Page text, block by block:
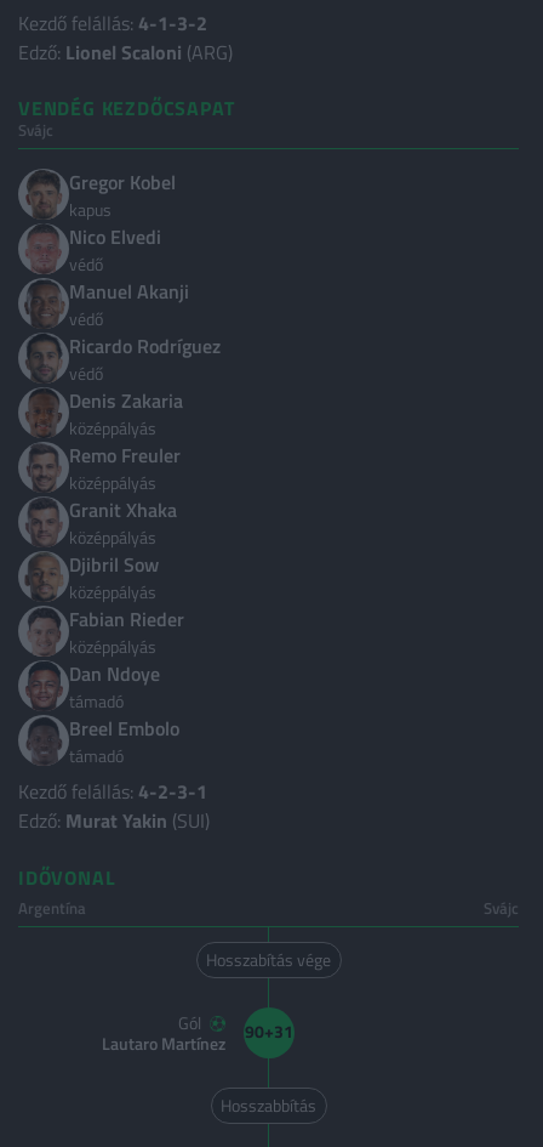
Ausztria
Azerbajdzsán
Belgium
Bosznia-Hercegovina 2
Brazília
Bulgária
Chile
Ciprus
Costa Rica
Csehország
Dánia
Dél-Korea
Ecuador
Egyesült Arab Emírségek
Több ország
Kezdő felállás: 4-1-3-2
Edző: Lionel Scaloni (ARG)
VENDÉG KEZDŐCSAPAT
Svájc
Gregor Kobel
kapus
Nico Elvedi
védő
Manuel Akanji
védő
Ricardo Rodríguez
védő
Denis Zakaria
középpályás
Remo Freuler
középpályás
Granit Xhaka
középpályás
Djibril Sow
középpályás
Fabian Rieder
középpályás
Dan Ndoye
támadó
Breel Embolo
támadó
Kezdő felállás: 4-2-3-1
Edző: Murat Yakin (SUI)
IDŐVONAL
Argentína Svájc
Hosszabítás vége
Gól
Lautaro Martínez
90+31
Hosszabbítás